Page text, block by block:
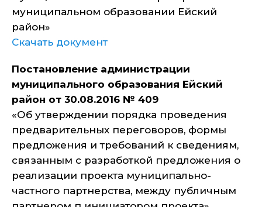
муниципальном образовании Ейский
район»
Скачать документ
Постановление администрации
муниципального образования Ейский
район от 30.08.2016 № 409
«Об утверждении порядка проведения
предварительных переговоров, формы
предложения и требований к сведениям,
связанным с разработкой предложения о
реализации проекта муниципально-
частного партнерства, между публичным